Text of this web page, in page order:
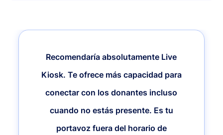
Recomendaría absolutamente Live
Kiosk. Te ofrece más capacidad para
conectar con los donantes incluso
cuando no estás presente. Es tu
portavoz fuera del horario de